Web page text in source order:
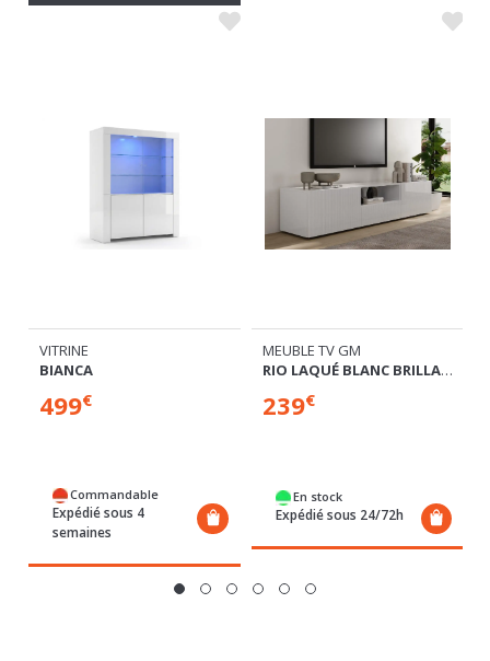
499€ 239€